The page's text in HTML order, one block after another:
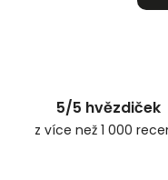
5/5 hvězdiček
z více než 1 000